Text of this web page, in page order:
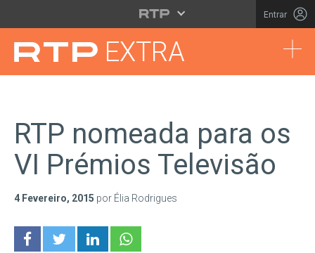
Saltar para o conteúdo principal
Entrar
EXTRA
RTP nomeada para os
VI Prémios Televisão
4 Fevereiro, 2015 por Élia Rodrigues